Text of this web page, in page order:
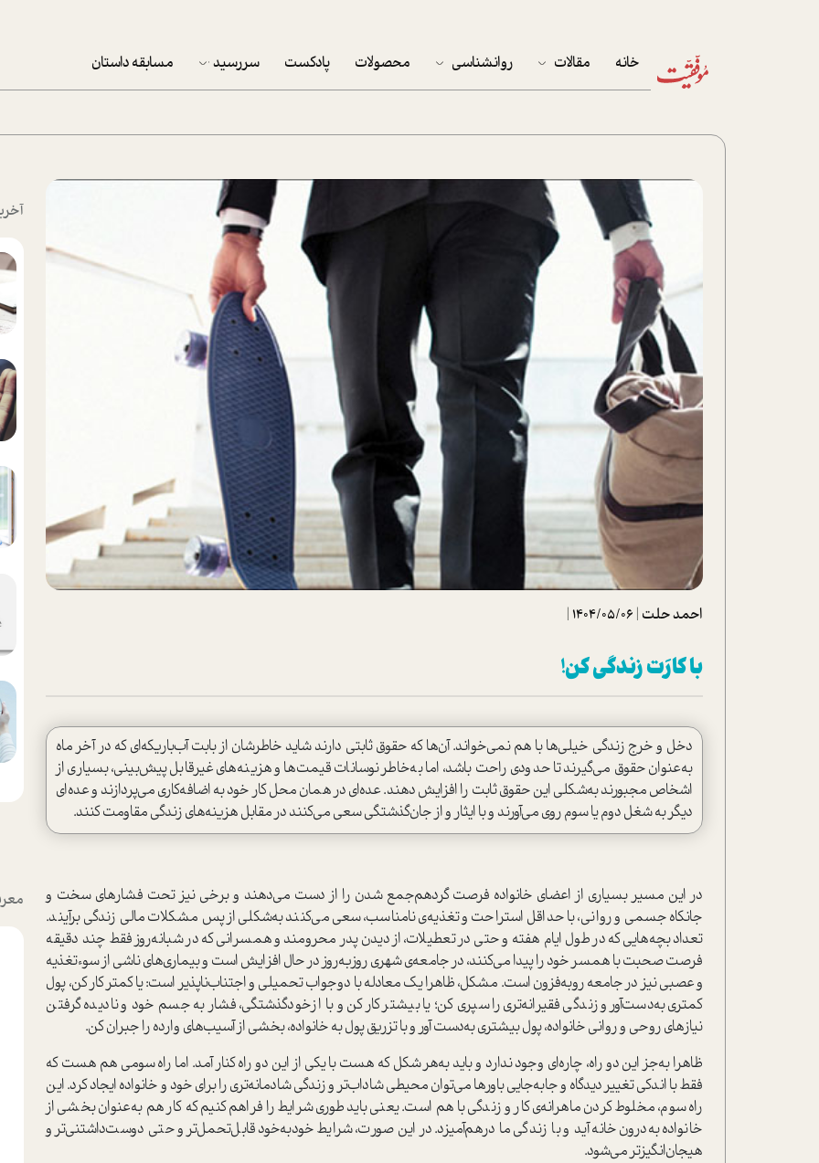
خانه مقالات
پرونده ویژه
زندگی
تحلیل فیلم
داستان
روانشناسی محصولات پادکست سررسید
پکيج نوروزي موفقيت
تقویم رومیزی
تقویم دیواری
مسابقه داستان
احمد حلت |
1404/05/06
|
با کارَت زندگي کن!
دخل و خرج زندگي خيلي‌ها با هم نمي‌خواند. آن‌ها که حقوق ثابتي دارند شايد خاطرشان از بابت آب‌باريکه‌اي که در آخر ماه
به‌عنوان حقوق مي‌گيرند تا حدودي راحت باشد، اما به‌خاطر نوسانات قيمت‌ها و هزينه‌هاي غيرقابل پيش‌بيني، بسياري از
اشخاص مجبورند به‌شکلي اين حقوق ثابت را افزايش دهند. عده‌اي در همان محل کار خود به اضافه‌کاری مي‌پردازند و عده‌اي
ديگر به شغل دوم يا سوم روي مي‌آورند و با ايثار و از جان‌گذشتگي سعي مي‌کنند در مقابل هزينه‌هاي زندگي مقاومت کنند.
در اين مسير بسياري از اعضاي خانواده فرصت گردهم‌جمع شدن را از دست مي‌دهند و برخی نیز تحت فشارهاي سخت و
جانکاه جسمي و رواني، با حداقل استراحت و تغذيه‌ی نامناسب، سعي مي‌کنند به‌شکلي از پس مشکلات مالي زندگي برآيند.
تعداد بچه‌هايي که در طول ايام هفته و حتي در تعطيلات، از ديدن پدر محرومند و همسراني که در شبانه‌روز فقط چند دقيقه
فرصت صحبت با همسر خود را پيدا مي‌کنند، در جامعه‌ی شهري روزبه‌روز در حال افزايش است و بيماري‌هاي ناشي از سوءتغذيه
و عصبي نيز در جامعه روبه‌فزون است. مشکل، ظاهرا يک معادله با دوجواب تحميلي و اجتناب‌ناپذير است: يا کمتر کار کن، پول
کمتري به‌دست‌آور و زندگي فقيرانه‌تري را سپري کن؛ يا بيشتر کار کن و با ازخودگذشتگي، فشار به جسم خود و ناديده گرفتن
نيازهاي روحي و رواني خانواده، پول بيشتري به‌دست آور و با تزريق پول به خانواده، بخشي از آسيب‌هاي وارده را جبران کن.
ظاهرا به‌جز اين دو راه، چاره‌اي وجود ندارد و بايد به‌هر شکل که هست با يکي از اين دو راه کنار آمد. اما راه سومي هم هست که
فقط با اندکي تغيير ديدگاه و جابه‌جایی باورها مي‌توان محيطي شاداب‌تر و زندگي شادمانه‌تري را براي خود و خانواده ايجاد کرد. اين
راه سوم، مخلوط کردن ماهرانه‌ی کار و زندگي با هم است. يعني بايد طوري شرايط را فراهم کنيم که کار هم به‌عنوان بخشي از
خانواده به‌درون خانه آيد و با زندگي ما درهم‌آميزد. در اين صورت، شرايط خودبه‌خود قابل‌تحمل‌تر و حتي دوست‌داشتني‌تر و
هيجان‌انگيزتر مي‌شود.